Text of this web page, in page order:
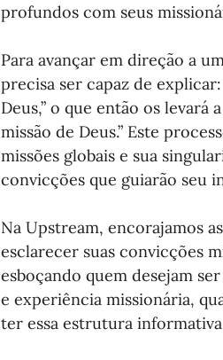
profundos com seus
Para avançar em direção a
precisa ser capaz de explicar:
Deus,” o que então os levará
missão de Deus.” Este
missões globais e sua
convicções que guiarão seu
Na Upstream, encorajamos
esclarecer suas convicções
esboçando quem desejam
e experiência missionária,
ter essa estrutura